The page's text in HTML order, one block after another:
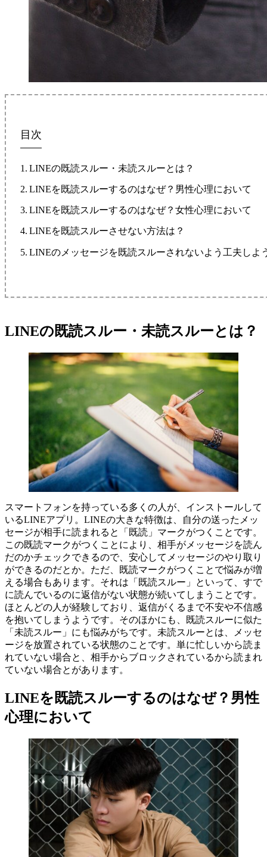
目次
LINEの既読スルー・未読スルーとは？
LINEを既読スルーするのはなぜ？男性心理において
LINEを既読スルーするのはなぜ？女性心理において
LINEを既読スルーさせない方法は？
LINEのメッセージを既読スルーされないよう工夫しよ
LINEの既読スルー・未読スルーとは？
スマートフォンを持っている多くの人が、インストールして
いるLINEアプリ。LINEの大きな特徴は、自分の送ったメッ
セージが相手に読まれると「既読」マークがつくことです。
この既読マークがつくことにより、相手がメッセージを読ん
だのかチェックできるので、安心してメッセージのやり取り
ができるのだとか。ただ、既読マークがつくことで悩みが増
える場合もあります。それは「既読スルー」といって、すで
に読んでいるのに返信がない状態が続いてしまうことです。
ほとんどの人が経験しており、返信がくるまで不安や不信感
を抱いてしまうようです。そのほかにも、既読スルーに似た
「未読スルー」にも悩みがちです。未読スルーとは、メッセ
ージを放置されている状態のことです。単に忙しいから読ま
れていない場合と、相手からブロックされているから読まれ
ていない場合とがあります。
LINEを既読スルーするのはなぜ？男性
心理において